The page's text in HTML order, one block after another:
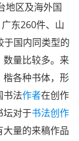
地区及海外国
东260件、山
于国内同类型的
数量比较多。来
各种书体，形
书法作者在创作
坛对于书法创作
量的来稿作品